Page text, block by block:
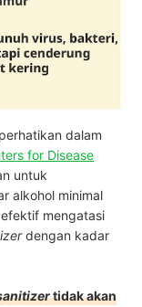
dalam
for Disease
untuk
alkohol minimal
mengatasi
dengan kadar
tidak akan